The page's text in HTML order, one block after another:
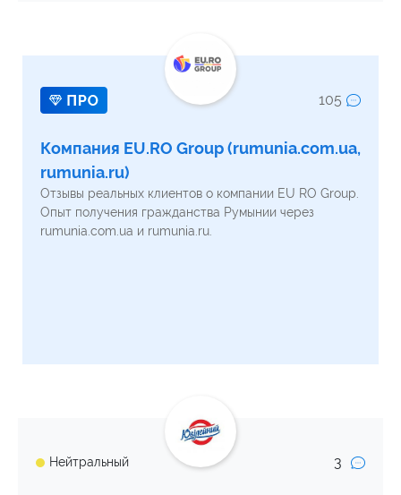
105
Компания EU.RO Group (rumunia.com.ua,
rumunia.ru)
Отзывы реальных клиентов о компании EU RO Group.
Опыт получения гражданства Румынии через
rumunia.com.ua и rumunia.ru.
Нейтральный 3